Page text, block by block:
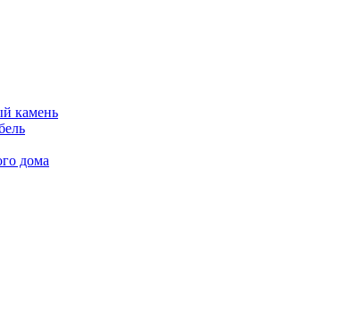
камень
дома